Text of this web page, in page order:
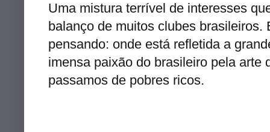
Uma mistura terrível de interesses
balanço de muitos clubes
pensando: onde está refletida a
imensa paixão do brasileiro pela arte
passamos de pobres ricos.